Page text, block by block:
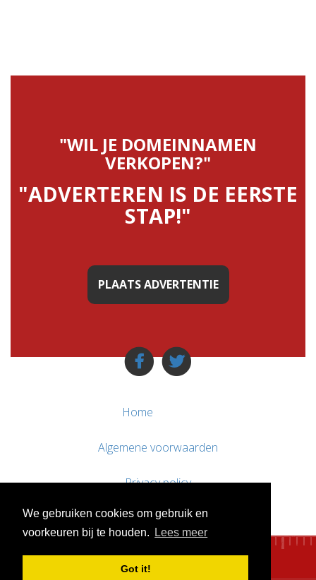
We gebruiken cookies om gebruik en
voorkeuren bij te houden.
Lees meer
Got it!
"WIL JE DOMEINNAMEN
VERKOPEN?"
"ADVERTEREN IS DE EERSTE
STAP!"
PLAATS ADVERTENTIE
Home
Algemene voorwaarden
Privacy policy
Contact / Support